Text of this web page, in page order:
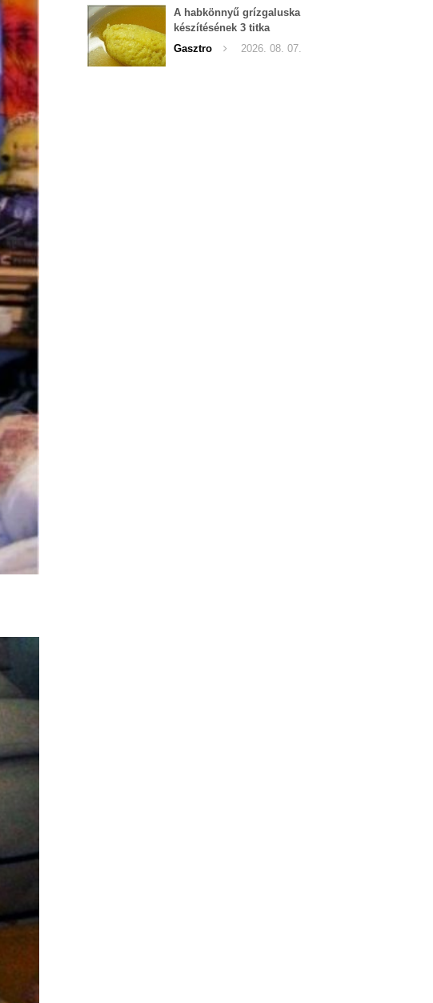
A habkönnyű grízgaluska
készítésének 3 titka
Gasztro
2026. 08. 07.